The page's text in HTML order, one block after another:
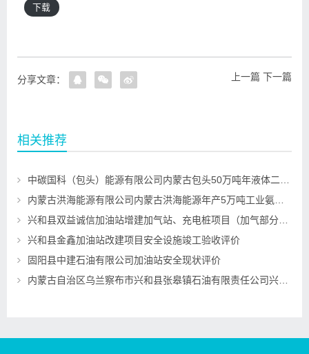
下载
上一篇 下一篇
分享文章：
相关推荐
兴和县金鑫加油站改建项目安全设施竣工验收评价
固阳县中建石油有限公司加油站安全现状评价